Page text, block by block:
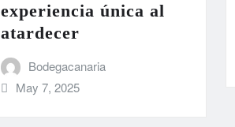
experiencia única al
atardecer
Bodegacanaria
May 7, 2025